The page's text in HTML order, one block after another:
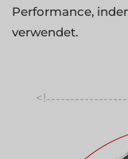
Performance,
verwendet.
<!